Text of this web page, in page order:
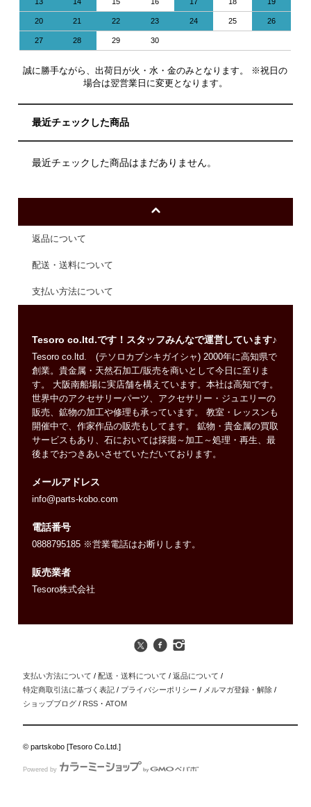
20 21 22 23 24 25 26
27 28 29 30
誠に勝手ながら、出荷日が火・水・金のみとなります。 ※祝日の
場合は翌営業日に変更となります。
最近チェックした商品
最近チェックした商品はまだありません。
返品について
配送・送料について
支払い方法について
Tesoro co.ltd.です！スタッフみんなで運営しています♪
Tesoro co.ltd. (テソロカブシキガイシャ) 2000年に高知県で
創業。貴金属・天然石加工/販売を商いとして今日に至りま
す。 大阪南船場に実店舗を構えています。本社は高知です。
世界中のアクセサリーパーツ、アクセサリー・ジュエリーの
販売、鉱物の加工や修理も承っています。 教室・レッスンも
開催中で、作家作品の販売もしてます。 鉱物・貴金属の買取
サービスもあり、石においては採掘～加工～処理・再生、最
後までおつきあいさせていただいております。
メールアドレス
info@parts-kobo.com
電話番号
0888795185 ※営業電話はお断りします。
販売業者
Tesoro株式会社
支払い方法について / 配送・送料について / 返品について /
特定商取引法に基づく表記 / プライバシーポリシー / メルマガ登録・解除 /
ショップブログ / RSS ・ATOM
© partskobo [Tesoro Co.Ltd.]
Powered by